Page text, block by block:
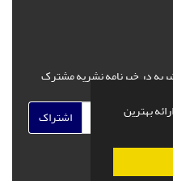
بهترین
در خبرنامه نشریه مشترک
اشتراک